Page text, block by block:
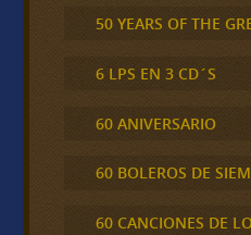
50 YEARS OF THE
6 LPS EN 3 CD´S
60 ANIVERSARIO
60 BOLEROS DE
60 CANCIONES DE